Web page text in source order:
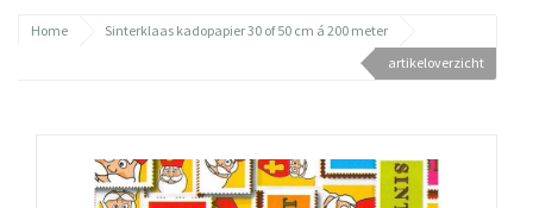
Home
Sinterklaas kadopapier 30 of 50 cm á 200 meter
artikeloverzicht